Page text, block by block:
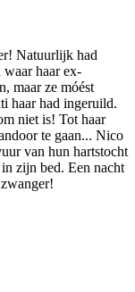
Natuurlijk had
waar haar ex-
maar ze móést
haar had ingeruild.
niet is! Tot haar
te gaan... Nico
van hun hartstocht
zijn bed. Een nacht